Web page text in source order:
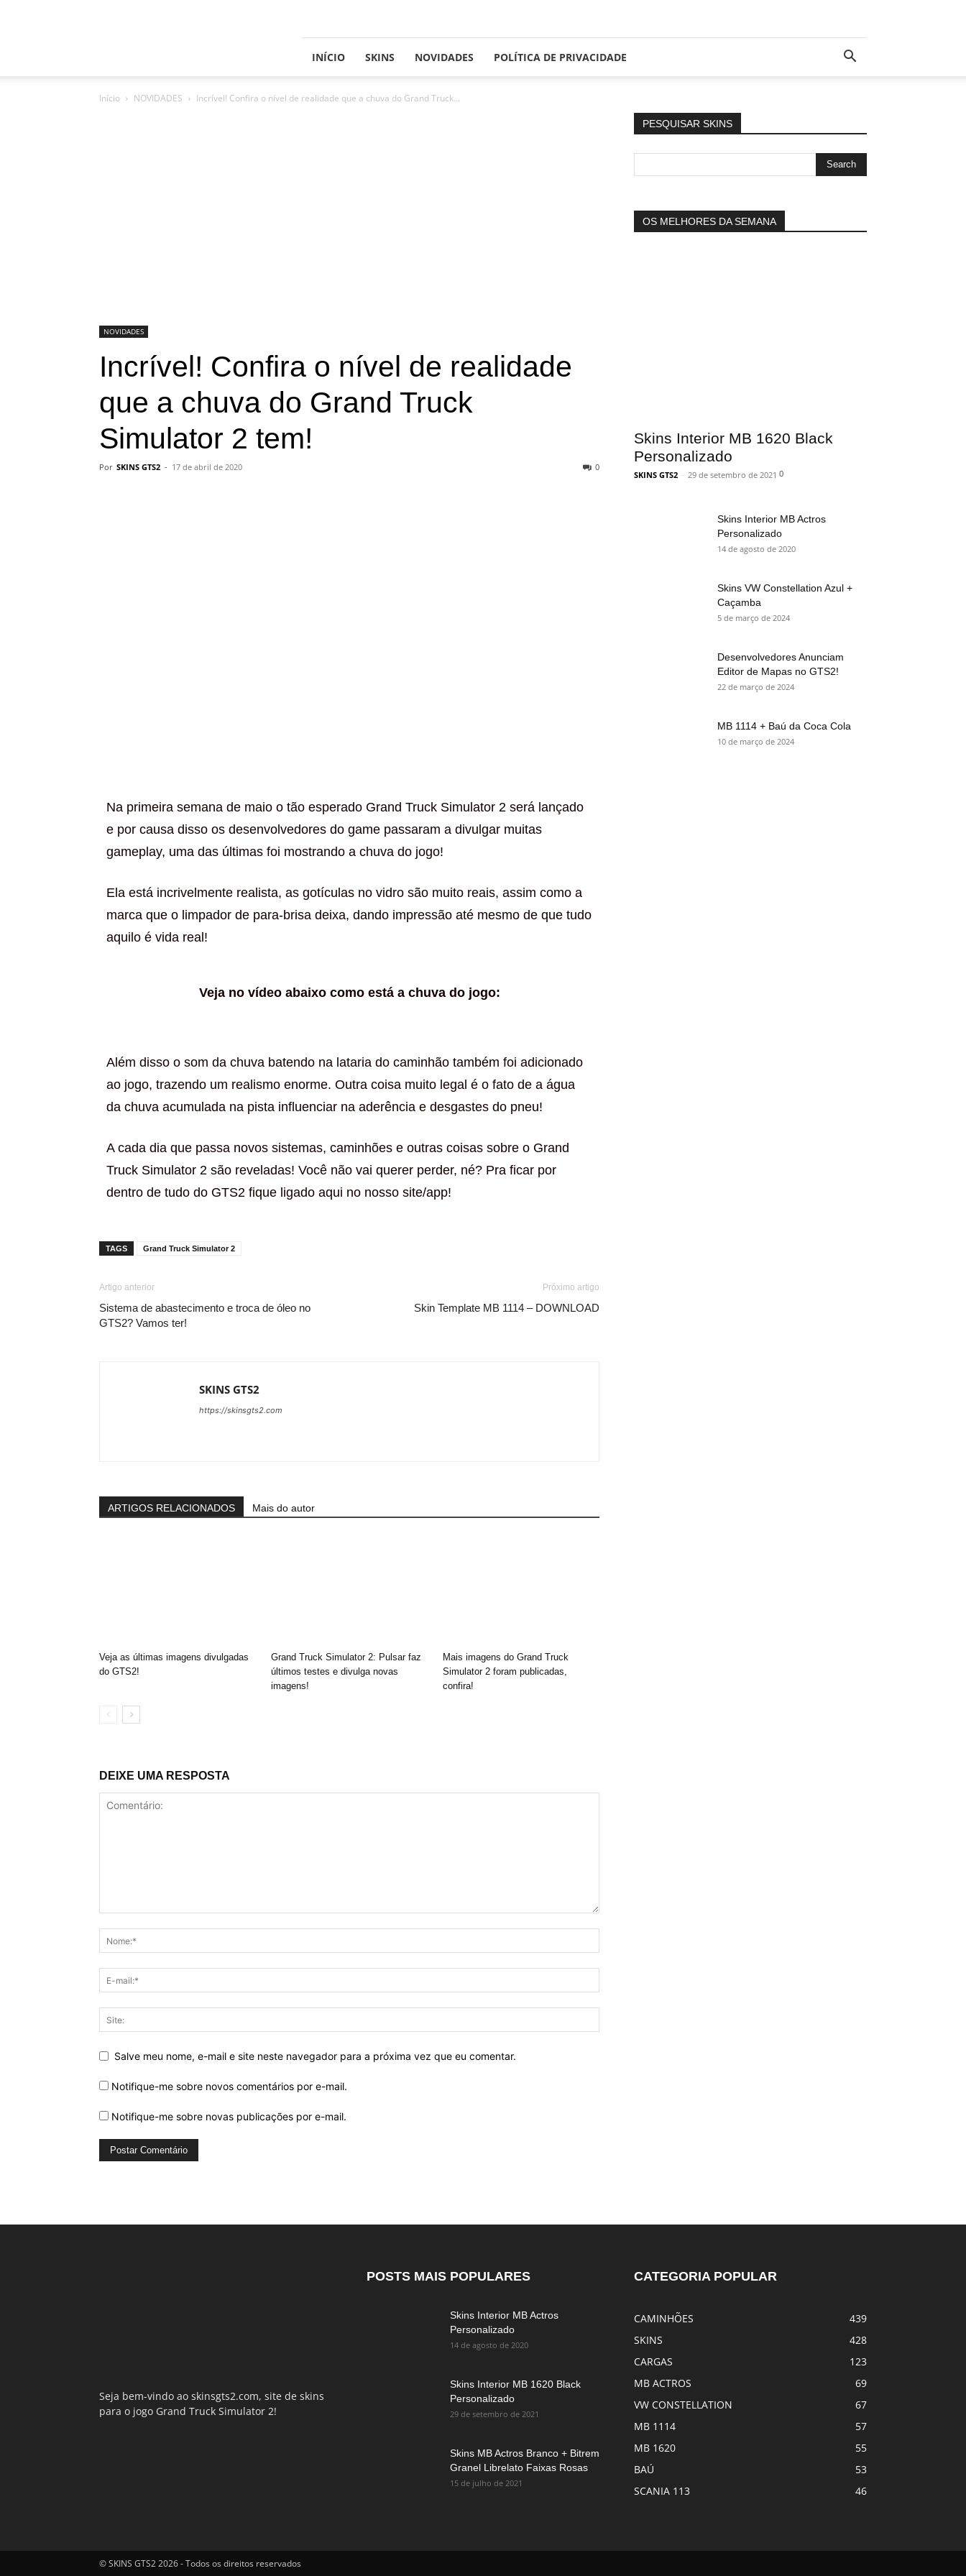
INÍCIO SKINS NOVIDADES POLÍTICA DE PRIVACIDADE
Início NOVIDADES Incrível! Confira o nível de realidade que a chuva do Grand Truck...
NOVIDADES
Incrível! Confira o nível de realidade
que a chuva do Grand Truck
Simulator 2 tem!
Por SKINS GTS2 - 17 de abril de 2020 0
Na primeira semana de maio o tão esperado Grand Truck Simulator 2 será lançado
e por causa disso os desenvolvedores do game passaram a divulgar muitas
gameplay, uma das últimas foi mostrando a chuva do jogo!
Ela está incrivelmente realista, as gotículas no vidro são muito reais, assim como a
marca que o limpador de para-brisa deixa, dando impressão até mesmo de que tudo
aquilo é vida real!
Veja no vídeo abaixo como está a chuva do jogo:
Além disso o som da chuva batendo na lataria do caminhão também foi adicionado
ao jogo, trazendo um realismo enorme. Outra coisa muito legal é o fato de a água
da chuva acumulada na pista influenciar na aderência e desgastes do pneu!
A cada dia que passa novos sistemas, caminhões e outras coisas sobre o Grand
Truck Simulator 2 são reveladas! Você não vai querer perder, né? Pra ficar por
dentro de tudo do GTS2 fique ligado aqui no nosso site/app!
TAGS Grand Truck Simulator 2
Artigo anterior
Sistema de abastecimento e troca de óleo no
GTS2? Vamos ter!
Próximo artigo
Skin Template MB 1114 – DOWNLOAD
SKINS GTS2
https://skinsgts2.com
ARTIGOS RELACIONADOS Mais do autor
Veja as últimas imagens divulgadas
do GTS2!
Grand Truck Simulator 2: Pulsar faz
últimos testes e divulga novas
imagens!
Mais imagens do Grand Truck
Simulator 2 foram publicadas,
confira!
DEIXE UMA RESPOSTA
Salve meu nome, e-mail e site neste navegador para a próxima vez que eu comentar.
Notifique-me sobre novos comentários por e-mail.
Notifique-me sobre novas publicações por e-mail.
PESQUISAR SKINS
OS MELHORES DA SEMANA
Skins Interior MB 1620 Black
Personalizado
SKINS GTS2 - 29 de setembro de 2021 0
Skins Interior MB Actros
Personalizado
14 de agosto de 2020
Skins VW Constellation Azul +
Caçamba
5 de março de 2024
Desenvolvedores Anunciam
Editor de Mapas no GTS2!
22 de março de 2024
MB 1114 + Baú da Coca Cola
10 de março de 2024
Seja bem-vindo ao skinsgts2.com, site de skins
para o jogo Grand Truck Simulator 2!
POSTS MAIS POPULARES
Skins Interior MB Actros
Personalizado
14 de agosto de 2020
Skins Interior MB 1620 Black
Personalizado
29 de setembro de 2021
Skins MB Actros Branco + Bitrem
Granel Librelato Faixas Rosas
15 de julho de 2021
CATEGORIA POPULAR
CAMINHÕES
439
SKINS
428
CARGAS
123
MB ACTROS
69
VW CONSTELLATION
67
MB 1114
57
MB 1620
55
BAÚ
53
SCANIA 113
46
© SKINS GTS2 2026 - Todos os direitos reservados